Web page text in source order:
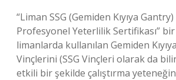
“Liman SSG (Gemiden Kıyıya
Profesyonel Yeterlilik Sertifikası”
limanlarda kullanılan Gemiden
Vinçlerini (SSG Vinçleri olarak da
etkili bir şekilde çalıştırma